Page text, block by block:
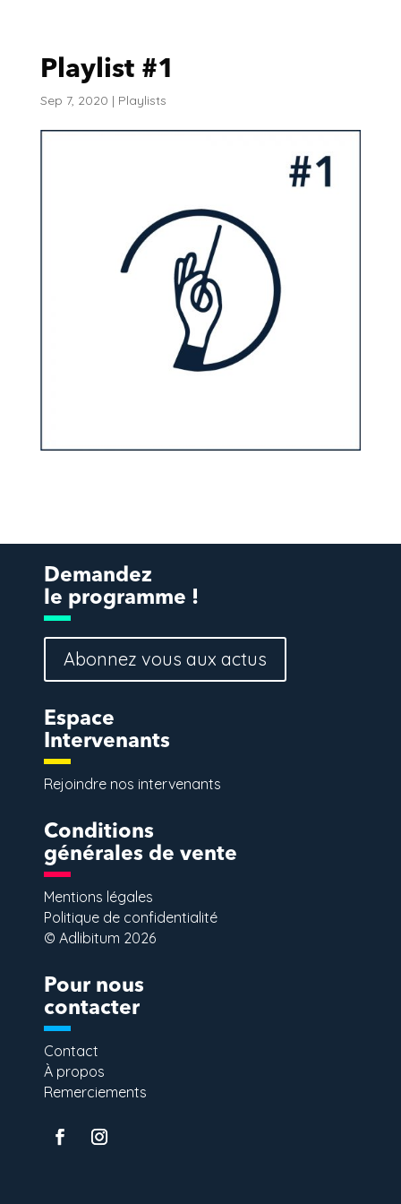
Playlist #1
Sep 7, 2020 | Playlists
Demandez
le programme !
Abonnez vous aux actus
Espace
Intervenants
Rejoindre nos intervenants
Conditions
générales de vente
Mentions légales
Politique de confidentialité
© Adlibitum 2026
Pour nous
contacter
Contact
À propos
Remerciements